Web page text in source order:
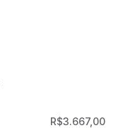
R$3.667,00